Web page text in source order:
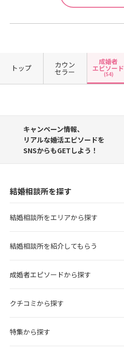
トップ カウン
セラー
成婚者
エピソード
(54)
キャンペーン情報、
リアルな婚活エピソードを
SNSからもGETしよう！
結婚相談所を探す
結婚相談所をエリアから探す
結婚相談所を紹介してもらう
成婚者エピソードから探す
クチコミから探す
特集から探す